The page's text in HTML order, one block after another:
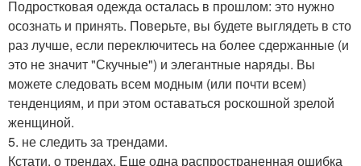
Подростковая одежда осталась в прошлом: это нужно
осознать и принять. Поверьте, вы будете выглядеть в сто
раз лучше, если переключитесь на более сдержанные (и
это не значит "Скучные") и элегантные наряды. Вы
можете следовать всем модным (или почти всем)
тенденциям, и при этом оставаться роскошной зрелой
женщиной.
5. не следить за трендами.
Кстати, о трендах. Еще одна распространенная ошибка